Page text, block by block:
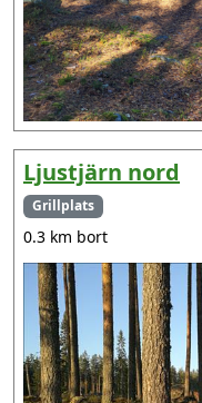
Ljustjärn nord
Grillplats
0.3 km bort